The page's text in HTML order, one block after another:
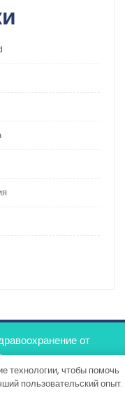
от
технологии, чтобы помочь
пользовательский опыт.